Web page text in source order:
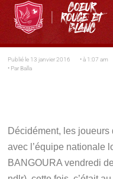
Publié le 13 janvier 2016 • à 1:07 am
• Par Balla
Décidément, les
avec l’équipe nationale
BANGOURA vendredi